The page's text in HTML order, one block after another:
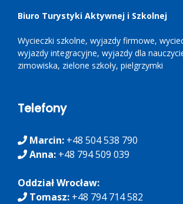
Biuro Turystyki Aktywnej i Szkolnej
Wycieczki szkolne, wyjazdy firmowe,
wyjazdy integracyjne, wyjazdy dla
zimowiska, zielone szkoły, pielgrzymki
Telefony
Marcin: +48 504 538 790
Anna: +48 ‭794 509 039‬
Oddział Wrocław:
Tomasz: +48 794 714 582